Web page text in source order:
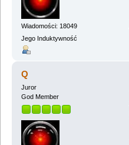
Wiadomości: 18049
Jego Induktywność
Q
Juror
God Member